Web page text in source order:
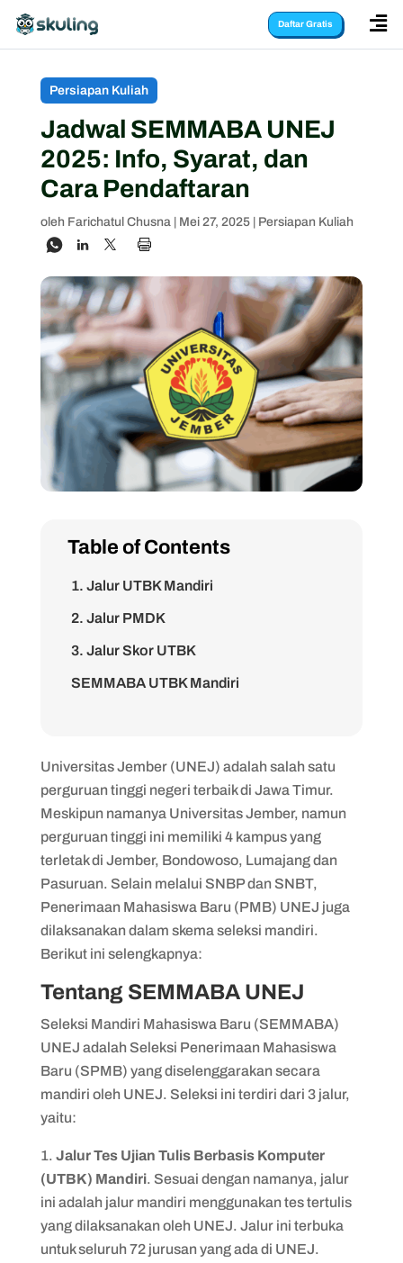
Daftar Gratis 
Persiapan Kuliah
Jadwal SEMMABA UNEJ
2025: Info, Syarat, dan
Cara Pendaftaran
oleh Farichatul Chusna| Mei 27, 2025| Persiapan Kuliah
Table of Contents
1. Jalur UTBK Mandiri
2. Jalur PMDK
3. Jalur Skor UTBK
SEMMABA UTBK Mandiri
Tes SEMMABA PMDK
Tes SEMMABA Skor UTBK
Universitas Jember (UNEJ) adalah salah satu
perguruan tinggi negeri terbaik di Jawa Timur.
Meskipun namanya Universitas Jember, namun
perguruan tinggi ini memiliki 4 kampus yang
terletak di Jember, Bondowoso, Lumajang dan
Pasuruan. Selain melalui SNBP dan SNBT,
Penerimaan Mahasiswa Baru (PMB) UNEJ juga
dilaksanakan dalam skema seleksi mandiri.
Berikut ini selengkapnya:
Tentang SEMMABA UNEJ
Seleksi Mandiri Mahasiswa Baru (SEMMABA)
UNEJ adalah Seleksi Penerimaan Mahasiswa
Baru (SPMB) yang diselenggarakan secara
mandiri oleh UNEJ. Seleksi ini terdiri dari 3 jalur,
yaitu:
Jalur Tes Ujian Tulis Berbasis Komputer
(UTBK) Mandiri. Sesuai dengan namanya, jalur
ini adalah jalur mandiri menggunakan tes tertulis
yang dilaksanakan oleh UNEJ. Jalur ini terbuka
untuk seluruh 72 jurusan yang ada di UNEJ.